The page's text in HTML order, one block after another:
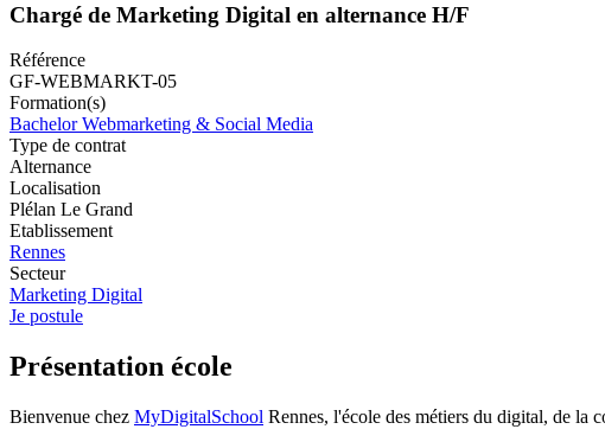
Chargé de Marketing Digital en alternance H/F
Référence
GF-WEBMARKT-05
Formation(s)
Bachelor Webmarketing & Social Media
Type de contrat
Alternance
Localisation
Plélan Le Grand
Etablissement
Rennes
Secteur
Marketing Digital
Je postule
Présentation école
Bienvenue chez MyDigitalSchool Rennes, l'école des métiers du digital, de la